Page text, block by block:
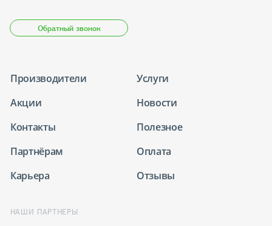
Обратный звонок
Производители
Услуги
Акции
Новости
Контакты
Полезное
Партнёрам
Оплата
Карьера
Отзывы
НАШИ ПАРТНЕРЫ